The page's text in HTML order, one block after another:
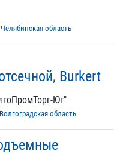
Челябинская область
Burkert
Юг"
Волгоградская область